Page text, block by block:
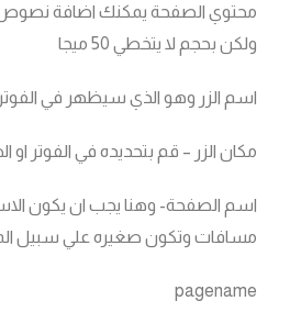
محتوي الصفحة يمكنك اضافة
ولكن بحجم لا يتخطي 50 ميجا
اسم الزر وهو الذي سيظهر في الفوتر
مكان الزر – قم بتحديده في الفوتر او
اسم الصفحة- وهنا يجب ان يكون
مسافات وتكون صغيره علي سبيل
pagename